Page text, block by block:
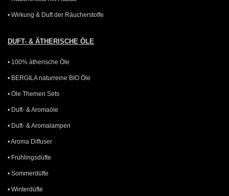
• Wirkung & Duft der Räucherstoffe
DUFT- & ÄTHERISCHE ÖLE
• 100% ätherische Öle
• BERGILA naturreine BIO Öle
• Öle Themen Sets
• Duft- & Aromaöle
• Duft- & Aromalampen
• Aroma Diffuser
• Frühlingsdüfte
• Sommerdüfte
• Winterdüfte